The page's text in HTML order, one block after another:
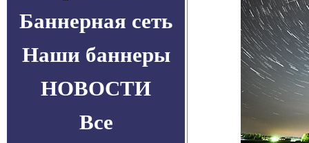
Баннерная сеть
Наши баннеры
НОВОСТИ
Все